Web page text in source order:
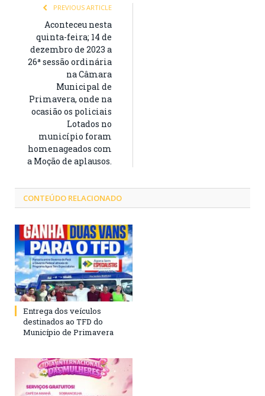
PREVIOUS ARTICLE
Aconteceu nesta
quinta-feira; 14 de
dezembro de 2023 a
26ª sessão ordinária
na Câmara
Municipal de
Primavera, onde na
ocasião os policiais
Lotados no
município foram
homenageados com
a Moção de aplausos.
CONTEÚDO RELACIONADO
Entrega dos veículos
destinados ao TFD do
Município de Primavera